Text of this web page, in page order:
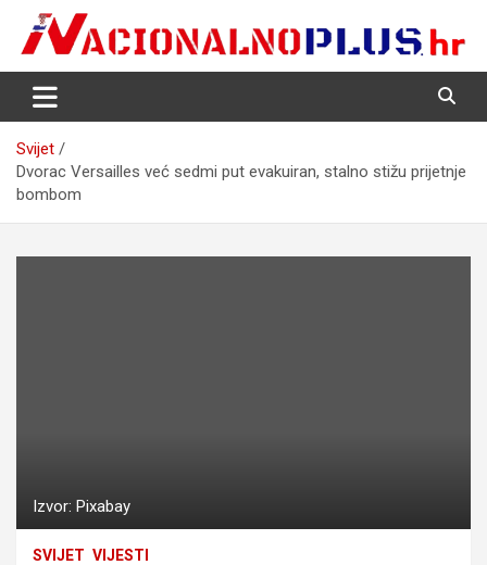
content
NacionalnoPlus.hr
Nacija želi znati više
Svijet
Dvorac Versailles već sedmi put evakuiran, stalno stižu prijetnje
bombom
Izvor: Pixabay
SVIJET VIJESTI